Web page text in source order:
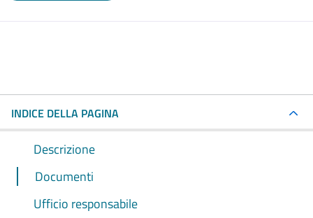
INDICE DELLA PAGINA
Descrizione
Documenti
Ufficio responsabile